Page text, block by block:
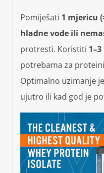
Pomiješati 1 mjericu
hladne vode ili
protresti. Koristiti
potrebama za
Optimalno uzimanje
ujutro ili kad god je